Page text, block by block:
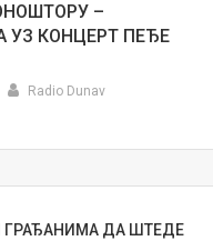
–
УЗ КОНЦЕРТ ПЕЂЕ
Radio Dunav
ГРАЂАНИМА ДА ШТЕДЕ